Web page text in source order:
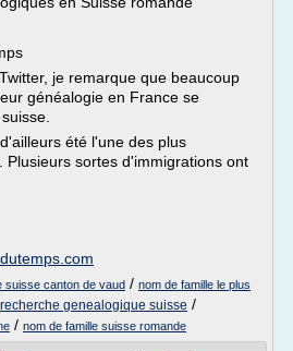
je remarque que beaucoup
généalogie en France se
été l'une des plus
Plusieurs sortes d'immigrations ont
suisse canton de vaud / nom de famille le plus
recherche genealogique suisse /
/ nom de famille suisse romande